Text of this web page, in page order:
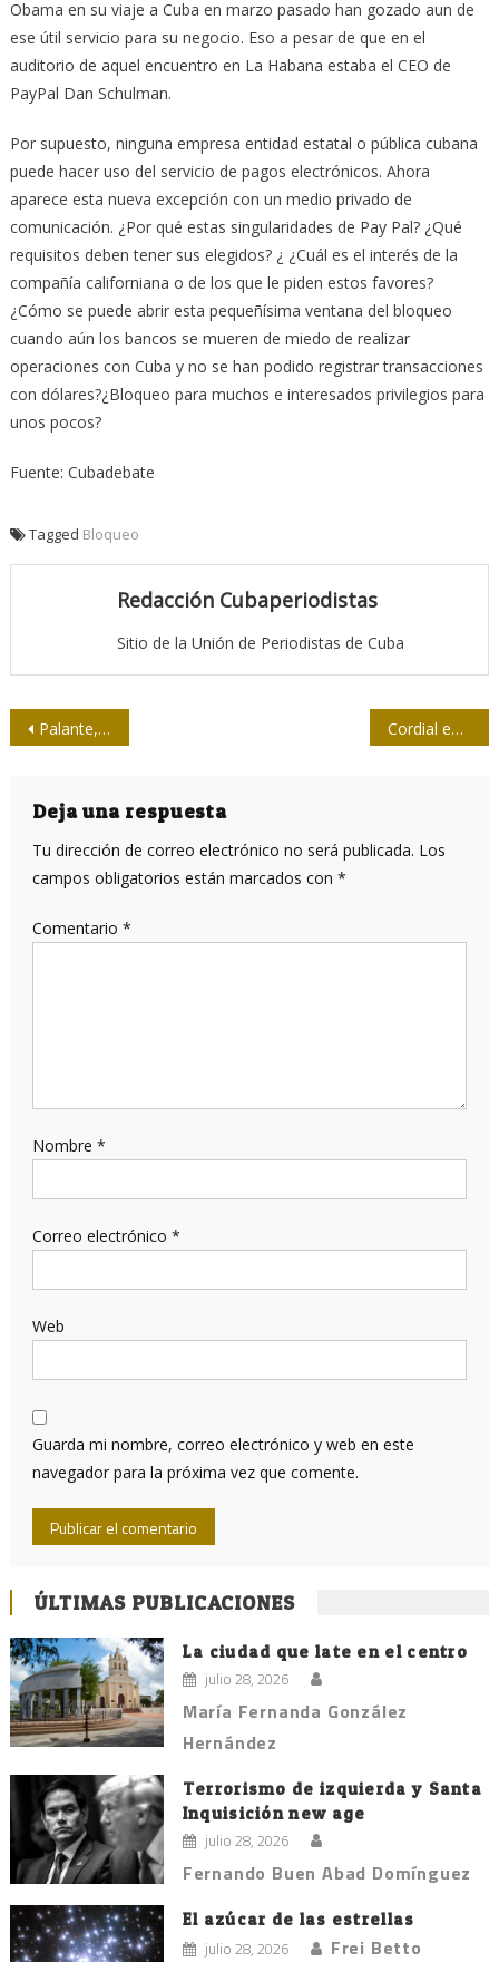
Obama en su viaje a Cuba en marzo pasado han gozado aun de
ese útil servicio para su negocio. Eso a pesar de que en el
auditorio de aquel encuentro en La Habana estaba el CEO de
PayPal Dan Schulman.
Por supuesto, ninguna empresa entidad estatal o pública cubana
puede hacer uso del servicio de pagos electrónicos. Ahora
aparece esta nueva excepción con un medio privado de
comunicación. ¿Por qué estas singularidades de Pay Pal? ¿Qué
requisitos deben tener sus elegidos? ¿ ¿Cuál es el interés de la
compañía californiana o de los que le piden estos favores?
¿Cómo se puede abrir esta pequeñísima ventana del bloqueo
cuando aún los bancos se mueren de miedo de realizar
operaciones con Cuba y no se han podido registrar transacciones
con dólares?¿Bloqueo para muchos e interesados privilegios para
unos pocos?
Fuente: Cubadebate
Tagged Bloqueo
Redacción Cubaperiodistas
Sitio de la Unión de Periodistas de Cuba
Navegación
entradas
Palante, 55 y a por más… Cordial encuentro de Fidel con el Primer Ministro de Argelia
Deja una respuesta
Tu dirección de correo electrónico no será publicada. Los
campos obligatorios están marcados con *
Comentario *
Nombre *
Correo electrónico *
Web
Guarda mi nombre, correo electrónico y web en este
navegador para la próxima vez que comente.
ÚLTIMAS PUBLICACIONES
La ciudad que late en el centro
julio 28, 2026
María Fernanda González
Hernández
Terrorismo de izquierda y Santa
Inquisición new age
julio 28, 2026
Fernando Buen Abad Domínguez
El azúcar de las estrellas
julio 28, 2026 Frei Betto